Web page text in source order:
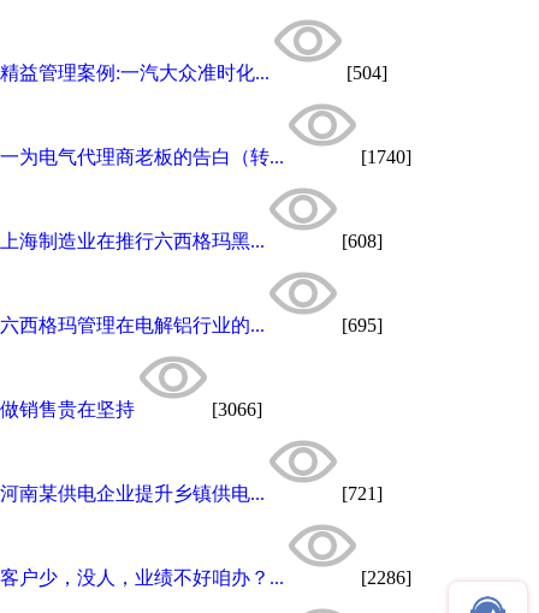
精益管理案例:一汽大众准时化... [504]
一为电气代理商老板的告白（转... [1740]
上海制造业在推行六西格玛黑... [608]
六西格玛管理在电解铝行业的... [695]
做销售贵在坚持 [3066]
河南某供电企业提升乡镇供电... [721]
客户少，没人，业绩不好咱办？... [2286]